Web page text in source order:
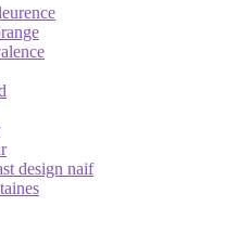
design naif